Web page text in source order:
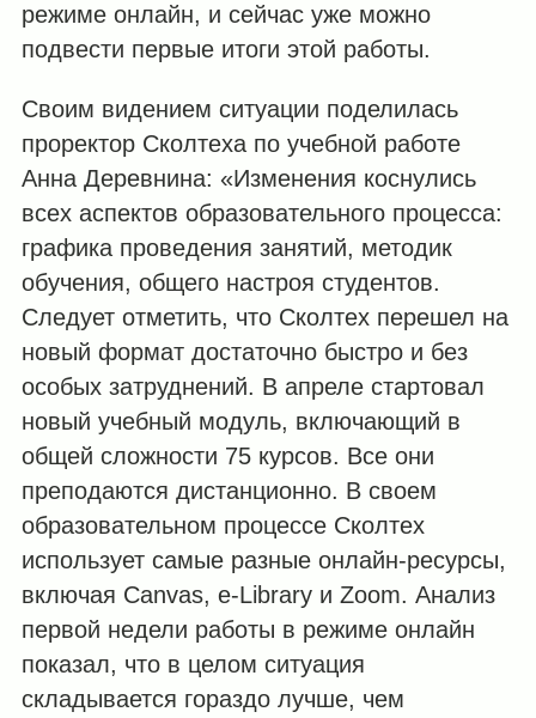
режиме онлайн, и сейчас уже можно
подвести первые итоги этой работы.
Своим видением ситуации поделилась
проректор Сколтеха по учебной работе
Анна Деревнина: «Изменения коснулись
всех аспектов образовательного процесса:
графика проведения занятий, методик
обучения, общего настроя студентов.
Следует отметить, что Сколтех перешел на
новый формат достаточно быстро и без
особых затруднений. В апреле стартовал
новый учебный модуль, включающий в
общей сложности 75 курсов. Все они
преподаются дистанционно. В своем
образовательном процессе Сколтех
использует самые разные онлайн-ресурсы,
включая Canvas, e-Library и Zoom. Анализ
первой недели работы в режиме онлайн
показал, что в целом ситуация
складывается гораздо лучше, чем